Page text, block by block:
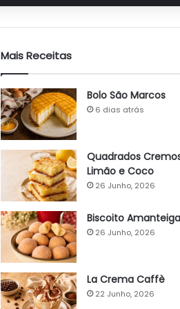
Mais Receitas
Bolo São Marcos
6 dias atrás
Quadrados
Limão e Coco
26 Junho, 2026
Biscoito
26 Junho, 2026
La Crema Caffè
22 Junho, 2026